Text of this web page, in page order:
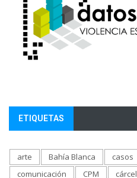
ETIQUETAS
arte Bahía Blanca casos
comunicación
CPM cárcel